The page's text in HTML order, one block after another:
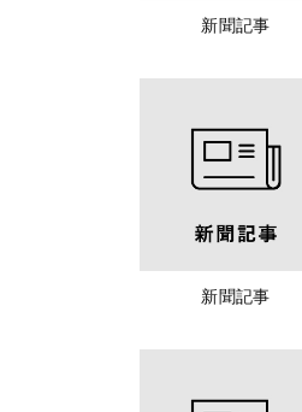
新聞記事
新聞記事